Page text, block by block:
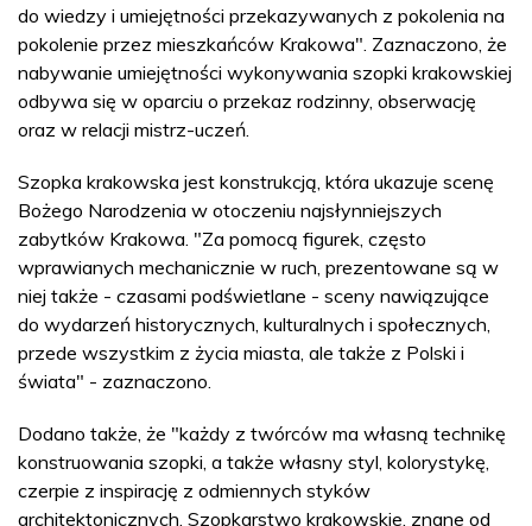
do wiedzy i umiejętności przekazywanych z pokolenia na
pokolenie przez mieszkańców Krakowa". Zaznaczono, że
nabywanie umiejętności wykonywania szopki krakowskiej
odbywa się w oparciu o przekaz rodzinny, obserwację
oraz w relacji mistrz-uczeń.
Szopka krakowska jest konstrukcją, która ukazuje scenę
Bożego Narodzenia w otoczeniu najsłynniejszych
zabytków Krakowa. "Za pomocą figurek, często
wprawianych mechanicznie w ruch, prezentowane są w
niej także - czasami podświetlane - sceny nawiązujące
do wydarzeń historycznych, kulturalnych i społecznych,
przede wszystkim z życia miasta, ale także z Polski i
świata" - zaznaczono.
Dodano także, że "każdy z twórców ma własną technikę
konstruowania szopki, a także własny styl, kolorystykę,
czerpie z inspirację z odmiennych styków
architektonicznych. Szopkarstwo krakowskie, znane od